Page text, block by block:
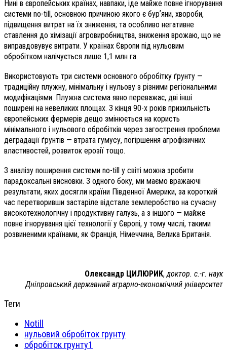
Нині в європейських країнах, навпаки, іде майже повне ігнорування
системи no-till, основною причиною якого є бурʼяни, хвороби,
підвищення витрат на їх зниження; та особливо негативне
ставлення до хімізації агровиробництва, зниження врожаю, що не
виправдовувує витрати. У країнах Європи під нульовим
обробітком налічується лише 1,1 млн га.
Використовують три системи основного обробітку ґрунту —
традиційну плужну, мінімальну і нульову з різними регіональними
модифікаціями. Плужна система явно переважає, дві інші
поширені на невеликих площах. З кінця 90-х років прихильність
європейських фермерів дещо змінюється на користь
мінімального і нульового обробітків через загострення проблеми
деградації ґрунтів — втрата гумусу, погіршення агрофізичних
властивостей, розвиток ерозії тощо.
З аналізу поширення системи no-till у світі можна зробити
парадоксальні висновки. З одного боку, ми маємо вражаючі
результати, яких досягли країни Південної Америки, за короткий
час перетворивши застаріле відстале землеробство на сучасну
високотехнологічну і продуктивну галузь, а з іншого — майже
повне ігнорування цієї технології у Європі, у тому числі, такими
розвиненими країнами, як Франція, Німеччина, Велика Британія.
Олександр ЦИЛЮРИК,доктор. с.-г. наук
Дніпровський державний аграрно-економічний університет
Теги
Notill
нульовий обробіток грунту
обробіток грунту1